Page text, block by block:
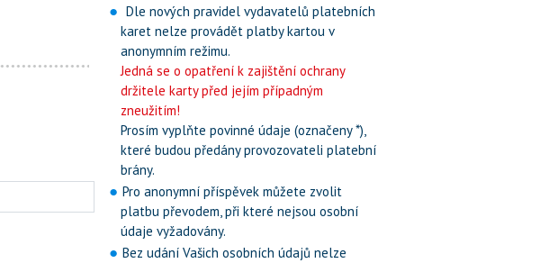
Dle nových pravidel vydavatelů platebních
karet nelze provádět platby kartou v
anonymním režimu.
Jedná se o opatření k zajištění ochrany
držitele karty před jejím případným
zneužitím!
Prosím vyplňte povinné údaje (označeny *),
které budou předány provozovateli platební
brány.
Pro anonymní příspěvek můžete zvolit
platbu převodem, při které nejsou osobní
údaje vyžadovány.
Bez udání Vašich osobních údajů nelze